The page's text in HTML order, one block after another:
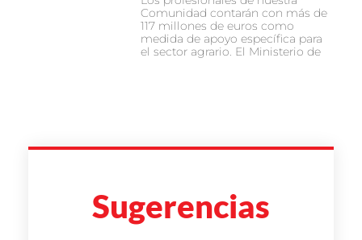
Comunidad contarán con más de
117 millones de euros como
medida de apoyo específica para
el sector agrario. El Ministerio de
Sugerencias